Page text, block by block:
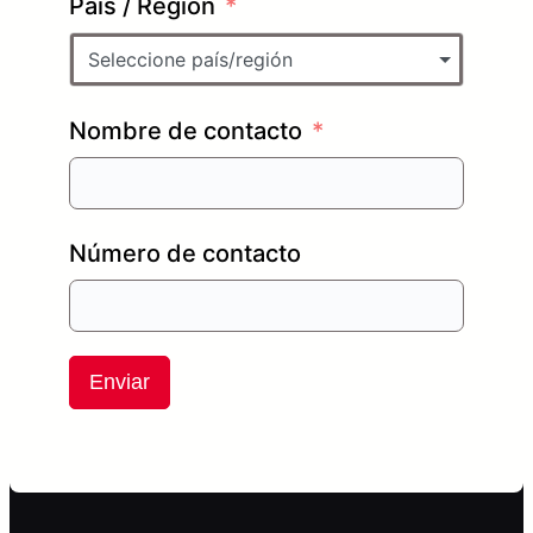
País / Región
Seleccione país/región
Nombre de contacto
Número de contacto
Enviar